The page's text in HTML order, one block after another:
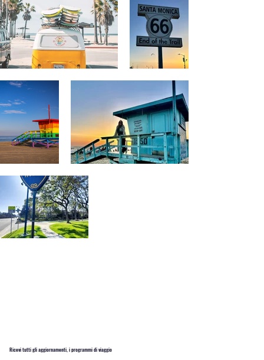
Ricevi tutti gli aggiornamenti, i programmi di viaggio